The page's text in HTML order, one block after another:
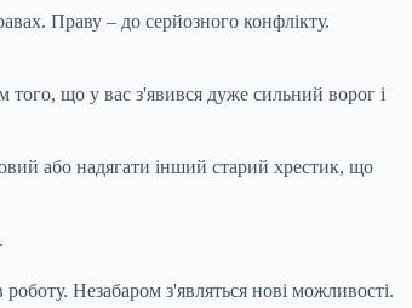
Праву – до серйозного конфлікту.
того, що у вас з'явився дуже сильний ворог і
або надягати інший старий хрестик, що
Незабаром з'являться нові можливості.